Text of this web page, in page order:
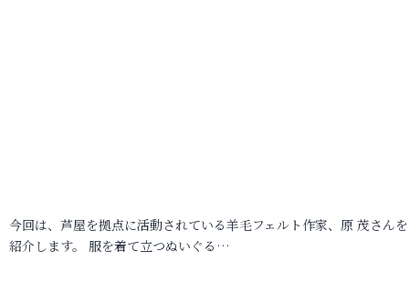
今回は、芦屋を拠点に活動されている羊毛フェルト作家、原 茂さん
紹介します。 服を着て立つぬいぐる…